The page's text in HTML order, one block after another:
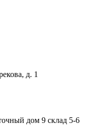
д. 1
дом 9 склад 5-6